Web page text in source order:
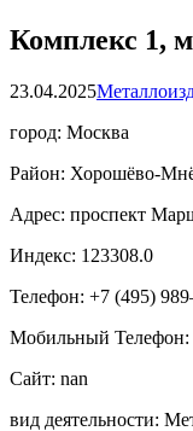
Комплекс 1,
23.04.2025
город: Москва
Район: Хорошёво-
Адрес: проспект
Индекс: 123308.0
Телефон: +7 (495)
Мобильный Телефон:
Сайт: nan
вид деятельности: